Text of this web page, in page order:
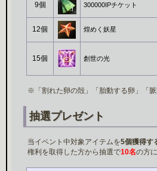
9個 300000IPチケット
12個 煌めく妖星
15個 創世の光
※「割れた卵の殻」「胎動する卵」「
抽選プレゼント
当イベント中対象アイテムを5個獲得す
権利を取得した方から抽選で10名の方